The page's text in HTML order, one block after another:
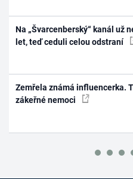
Na „Švarcenberský“ kanál už
let, teď ceduli celou odstraní
Zemřela známá influencerka.
zákeřné nemoci